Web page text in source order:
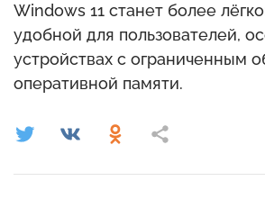
Windows 11 станет более
удобной для пользователей,
устройствах с ограниченным
оперативной памяти.